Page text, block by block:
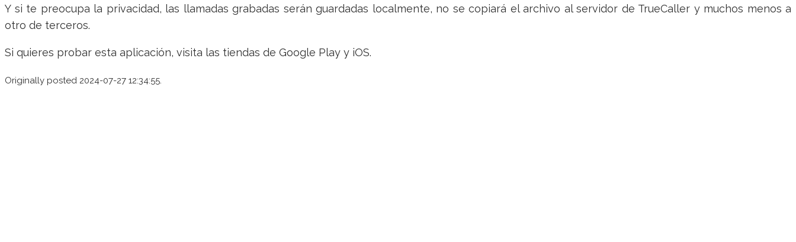
Y si te preocupa la privacidad, las llamadas grabadas serán guardadas localmente, no se copiará el archivo al servidor de TrueCaller y muchos menos a
otro de terceros.
Si quieres probar esta aplicación, visita las tiendas de Google Play y iOS.
Originally posted 2024-07-27 12:34:55.